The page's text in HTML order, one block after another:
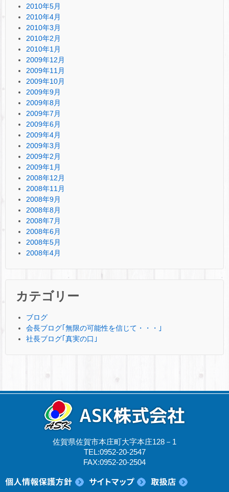
2010年5月
2010年4月
2010年3月
2010年2月
2010年1月
2009年12月
2009年11月
2009年10月
2009年9月
2009年8月
2009年7月
2009年6月
2009年4月
2009年3月
2009年2月
2009年1月
2008年12月
2008年11月
2008年9月
2008年8月
2008年7月
2008年6月
2008年5月
2008年4月
カテゴリー
ブログ
会長ブログ｢無限の可能性を信じて・・・｣
社長ブログ｢真実の口｣
佐賀県佐賀市本庄町大字本庄128－1
TEL:0952-20-2547
FAX:0952-20-2504